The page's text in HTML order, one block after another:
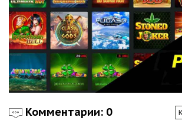
Комментарии: 0